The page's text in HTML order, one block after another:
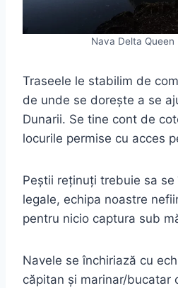
Nava Delta
Traseele le stabilim de
de unde se dorește a se
Dunarii. Se tine cont de
locurile permise cu acces
Peștii reținuți trebuie sa
legale, echipa noastre
pentru nicio captura sub
Navele se închiriază cu
căpitan și marinar/bucatar